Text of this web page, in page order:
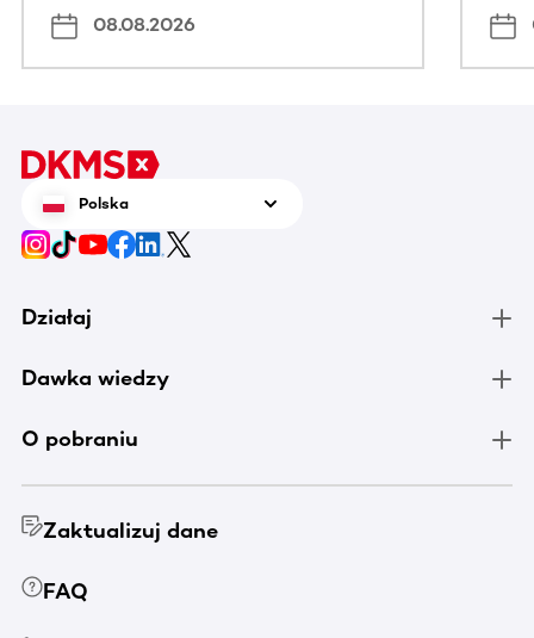
08.08.2026
Polska
Działaj
Dawka wiedzy
O pobraniu
Zaktualizuj dane
FAQ